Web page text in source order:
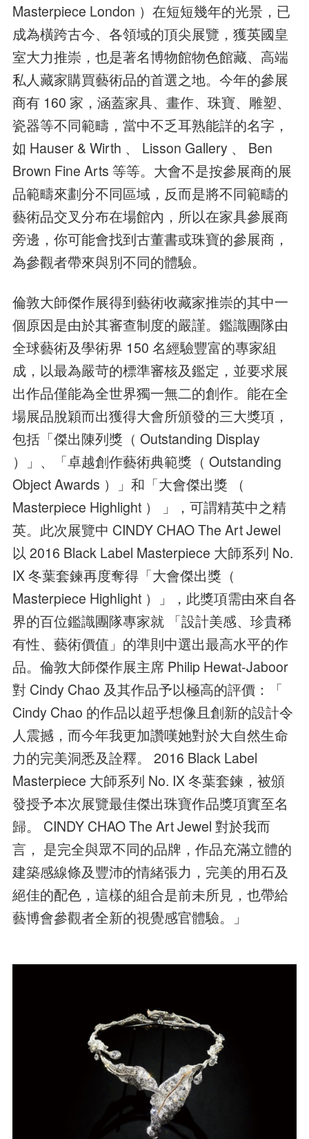
Masterpiece London ）在短短幾年的光景，已
成為橫跨古今、各領域的頂尖展覽，獲英國皇
室大力推崇，也是著名博物館物色館藏、高端
私人藏家購買藝術品的首選之地。今年的參展
商有 160 家，涵蓋家具、畫作、珠寶、雕塑、
瓷器等不同範疇，當中不乏耳熟能詳的名字，
如 Hauser & Wirth 、 Lisson Gallery 、 Ben
Brown Fine Arts 等等。大會不是按參展商的展
品範疇來劃分不同區域，反而是將不同範疇的
藝術品交叉分布在場館內，所以在家具參展商
旁邊，你可能會找到古董書或珠寶的參展商，
為參觀者帶來與別不同的體驗。
倫敦大師傑作展得到藝術收藏家推崇的其中一
個原因是由於其審查制度的嚴謹。鑑識團隊由
全球藝術及學術界 150 名經驗豐富的專家組
成，以最為嚴苛的標準審核及鑑定，並要求展
出作品僅能為全世界獨一無二的創作。能在全
場展品脫穎而出獲得大會所頒發的三大獎項，
包括「傑出陳列獎（ Outstanding Display
）」、「卓越創作藝術典範獎（ Outstanding
Object Awards ）」和「大會傑出獎 （
Masterpiece Highlight ） 」，可謂精英中之精
英。此次展覽中 CINDY CHAO The Art Jewel
以 2016 Black Label Masterpiece 大師系列 No.
IX 冬葉套鍊再度奪得「大會傑出獎（
Masterpiece Highlight ）」，此獎項需由來自各
界的百位鑑識團隊專家就 「設計美感、珍貴稀
有性、藝術價值」的準則中選出最高水平的作
品。倫敦大師傑作展主席 Philip Hewat-Jaboor
對 Cindy Chao 及其作品予以極高的評價：「
Cindy Chao 的作品以超乎想像且創新的設計令
人震撼，而今年我更加讚嘆她對於大自然生命
力的完美洞悉及詮釋。 2016 Black Label
Masterpiece 大師系列 No. IX 冬葉套鍊，被頒
發授予本次展覽最佳傑出珠寶作品獎項實至名
歸。 CINDY CHAO The Art Jewel 對於我而
言， 是完全與眾不同的品牌，作品充滿立體的
建築感線條及豐沛的情緒張力，完美的用石及
絕佳的配色，這樣的組合是前未所見，也帶給
藝博會參觀者全新的視覺感官體驗。」